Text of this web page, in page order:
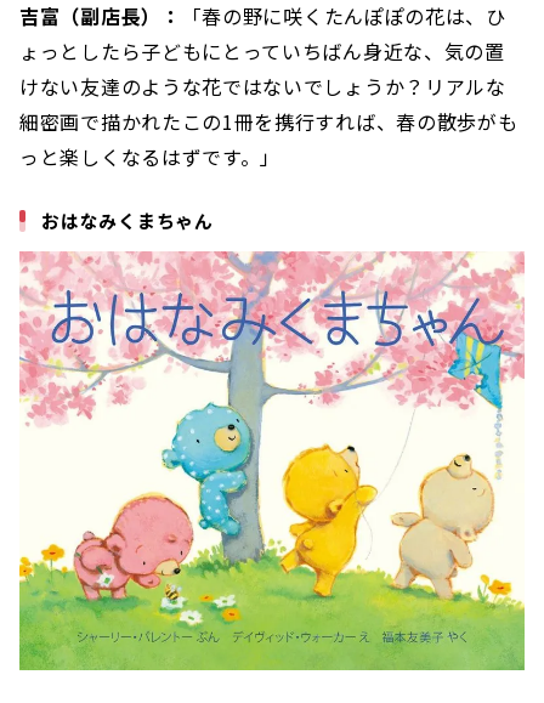
吉富（副店長）：
「春の野に咲くたんぽぽの花は、ひ
ょっとしたら子どもにとっていちばん身近な、気の置
けない友達のような花ではないでしょうか？リアルな
細密画で描かれたこの1冊を携行すれば、春の散歩がも
っと楽しくなるはずです。」
おはなみくまちゃん